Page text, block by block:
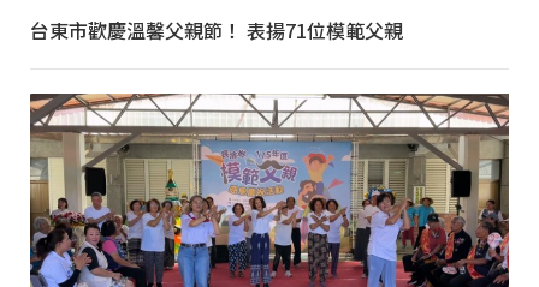
台東市歡慶溫馨父親節！ 表揚71位模範父親